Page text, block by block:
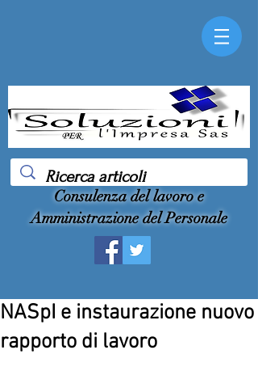
Consulenza del lavoro e
Amministrazione del Personale
NASpI e instaurazione nuovo
rapporto di lavoro